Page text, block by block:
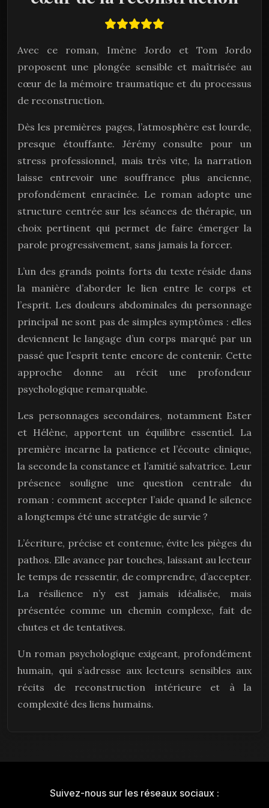
justesse la bataille d’un homme contre les
fantômes du passé, l’ambiguïté des liens, et la
difficile conquête de soi.
Avec ce roman, Imène Jordo et Tom Jordo
proposent une plongée sensible et maîtrisée au
cœur de la mémoire traumatique et du processus
de reconstruction.
Dès les premières pages, l’atmosphère est lourde,
presque étouffante. Jérémy consulte pour un
stress professionnel, mais très vite, la narration
laisse entrevoir une souffrance plus ancienne,
profondément enracinée. Le roman adopte une
structure centrée sur les séances de thérapie, un
choix pertinent qui permet de faire émerger la
parole progressivement, sans jamais la forcer.
L’un des grands points forts du texte réside dans
la manière d’aborder le lien entre le corps et
l’esprit. Les douleurs abdominales du personnage
principal ne sont pas de simples symptômes : elles
deviennent le langage d’un corps marqué par un
passé que l’esprit tente encore de contenir. Cette
approche donne au récit une profondeur
psychologique remarquable.
Les personnages secondaires, notamment Ester
et Hélène, apportent un équilibre essentiel. La
première incarne la patience et l’écoute clinique,
la seconde la constance et l’amitié salvatrice. Leur
présence souligne une question centrale du
roman : comment accepter l’aide quand le silence
a longtemps été une stratégie de survie ?
L’écriture, précise et contenue, évite les pièges du
pathos. Elle avance par touches, laissant au lecteur
le temps de ressentir, de comprendre, d’accepter.
La résilience n’y est jamais idéalisée, mais
présentée comme un chemin complexe, fait de
chutes et de tentatives.
Un roman psychologique exigeant, profondément
humain, qui s’adresse aux lecteurs sensibles aux
récits de reconstruction intérieure et à la
complexité des liens humains.
Suivez-nous sur les réseaux sociaux :